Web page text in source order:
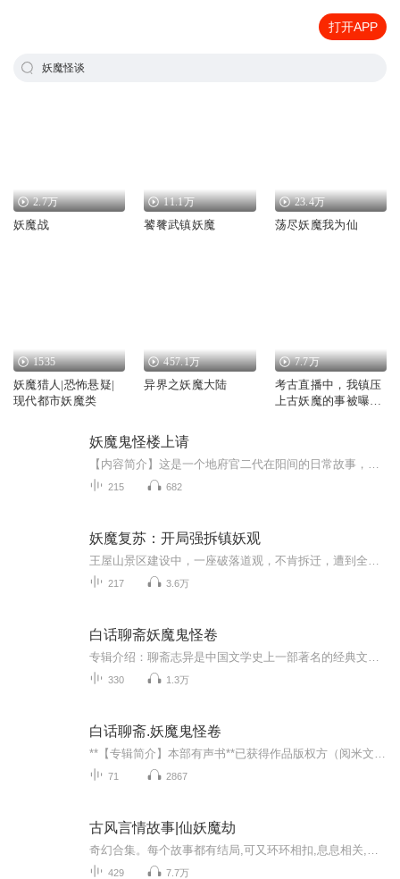
打开APP
妖魔怪谈
2.7万
妖魔战
11.1万
饕餮武镇妖魔
23.4万
荡尽妖魔我为仙
1535
妖魔猎人|恐怖悬疑|
现代都市妖魔类
457.1万
异界之妖魔大陆
7.7万
考古直播中，我镇压
上古妖魔的事被曝光
妖魔鬼怪楼上请
215 682
妖魔复苏：开局强拆镇妖观
217 3.6万
白话聊斋妖魔鬼怪卷
330 1.3万
白话聊斋.妖魔鬼怪卷
71 2867
古风言情故事|仙妖魔劫
429 7.7万